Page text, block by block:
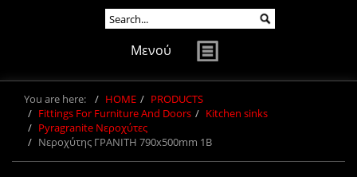
Μενού
You are here: HOME
PRODUCTS
Fittings For Furniture And Doors
Kitchen sinks
Pyragranite Νεροχύτες
Νεροχύτης ΓΡΑΝΙΤΗ 790x500mm 1B